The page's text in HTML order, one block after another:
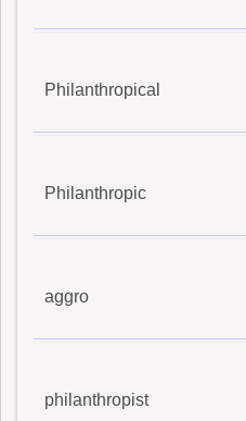
Philanthropical
Philanthropic
aggro
philanthropist